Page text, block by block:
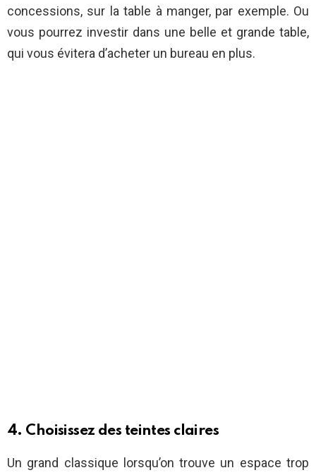
concessions, sur la table à manger, par exemple. Ou
vous pourrez investir dans une belle et grande table,
qui vous évitera d’acheter un bureau en plus.
4. Choisissez des teintes claires
Un grand classique lorsqu’on trouve un espace trop